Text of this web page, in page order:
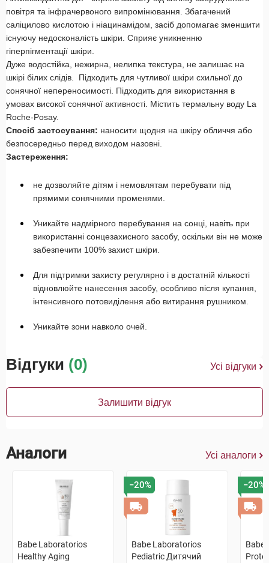
повітря та інфрачервоного випромінювання. Збагачений
саліцилово кислотою і ніацинамідом, засіб допомагає зменшити
існуючу недосконалість шкіри. Сприяє уникненню
гіперпігментації шкіри.
Дуже водостійка, нежирна, нелипка текстура, не залишає на
шкірі білих слідів. Підходить для чутливої ​​шкіри схильної до
сонячної непереносимості. Підходить для використання в
умовах високої сонячної активності. Містить термальну воду La
Roche-Posay.
Спосіб застосування: наносити щодня на шкіру обличчя або
безпосередньо перед виходом назовні.
Застереження:
не дозволяйте дітям і немовлятам перебувати під
прямими сонячними променями.
Уникайте надмірного перебування на сонці, навіть при
використанні сонцезахисного засобу, оскільки він не може
забезпечити 100% захист шкіри.
Для підтримки захисту регулярно і в достатній кількості
відновлюйте нанесення засобу, особливо після купання,
інтенсивного потовиділення або витирання рушником.
Уникайте зони навколо очей.
Відгуки (0) Усі відгуки
Залишити відгук
Аналоги Усі аналоги
Babe Laboratorios
Healthy Aging
−20%
Babe Laboratorios
Pediatric Дитячий
−20%
Babe